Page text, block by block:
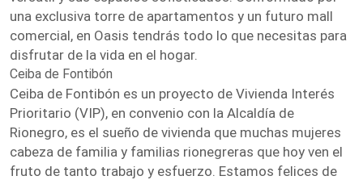
una exclusiva torre de apartamentos y un futuro mall
comercial, en Oasis tendrás todo lo que necesitas para
disfrutar de la vida en el hogar.
Ceiba de Fontibón
Ceiba de Fontibón es un proyecto de Vivienda Interés
Prioritario (VIP), en convenio con la Alcaldía de
Rionegro, es el sueño de vivienda que muchas mujeres
cabeza de familia y familias rionegreras que hoy ven el
fruto de tanto trabajo y esfuerzo. Estamos felices de